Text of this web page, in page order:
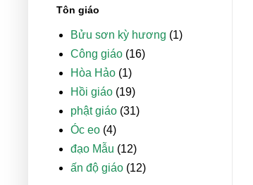
Tôn giáo
Bửu sơn kỳ hương (1)
Công giáo (16)
Hòa Hảo (1)
Hồi giáo (19)
phật giáo (31)
Óc eo (4)
đạo Mẫu (12)
ấn độ giáo (12)